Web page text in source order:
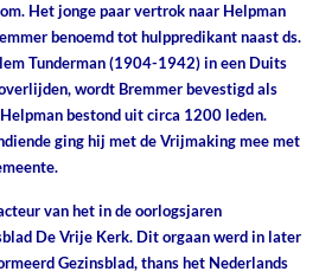
Het jonge paar vertrok naar Helpman
benoemd tot hulppredikant naast ds.
Tunderman (1904-1942) in een Duits
wordt Bremmer bevestigd als
bestond uit circa 1200 leden.
ging hij met de Vrijmaking mee met
van het in de oorlogsjaren
De Vrije Kerk. Dit orgaan werd in later
Gezinsblad, thans het Nederlands